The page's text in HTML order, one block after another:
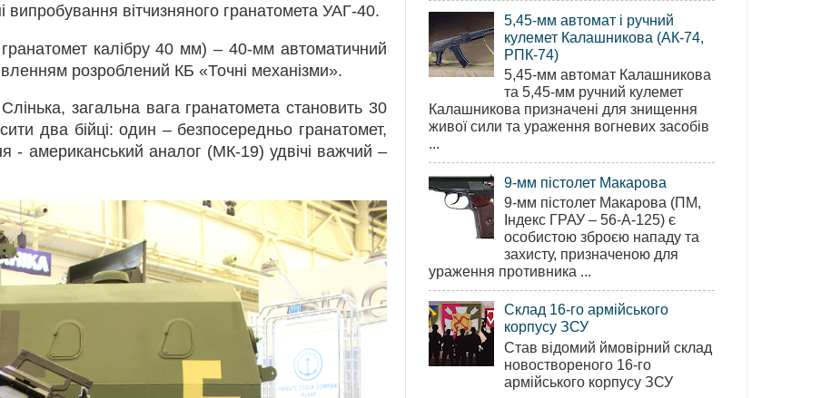
вітчизняного гранатомета УАГ-40.
калібру 40 мм) – 40-мм автоматичний
розроблений КБ «Точні механізми».
загальна вага гранатомета становить 30
два бійці: один – безпосередньо гранатомет,
- американський аналог (МК-19) удвічі важчий –
5,45-мм автомат і ручний
кулемет Калашникова (АК-74,
РПК-74)
5,45-мм автомат Калашникова
та 5,45-мм ручний кулемет
Калашникова призначені для знищення
живої сили та ураження вогневих засобів
...
9-мм пістолет Макарова
9-мм пістолет Макарова (ПМ,
Індекс ГРАУ – 56-А-125) є
особистою зброєю нападу та
захисту, призначеною для
ураження противника ...
Склад 16-го армійського
корпусу ЗСУ
Став відомий ймовірний склад
новоствореного 16-го
армійського корпусу ЗСУ